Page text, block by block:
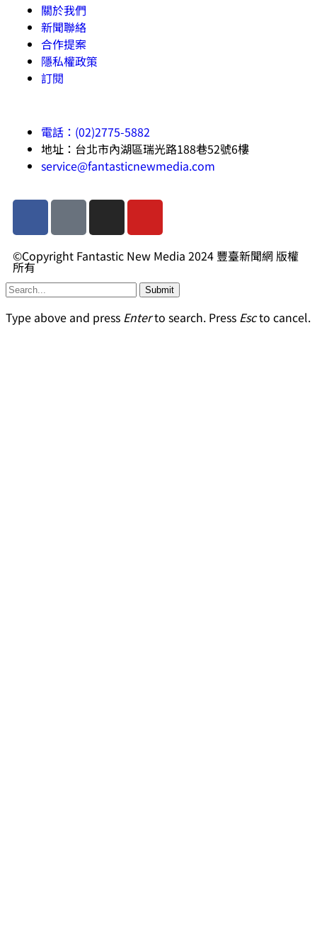
關於我們
新聞聯絡
合作提案
隱私權政策
訂閱
電話：(02)2775-5882
地址：台北市內湖區瑞光路188巷52號6樓
service@fantasticnewmedia.com
©Copyright Fantastic New Media 2024 豐臺新聞網 版權
所有
Submit
Type above and press Enterto search. Press Escto cancel.